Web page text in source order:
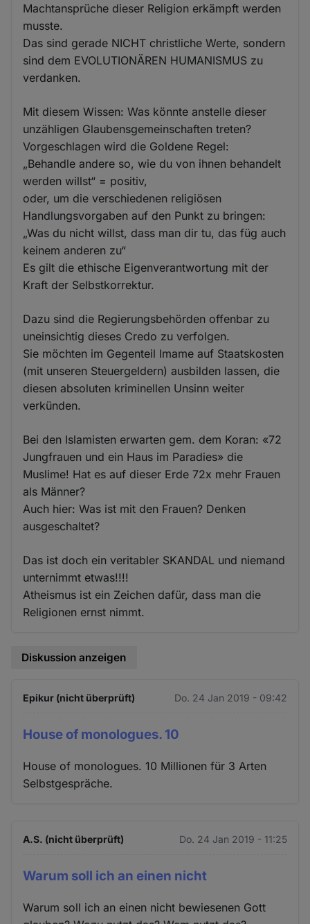
Machtansprüche dieser Religion erkämpft werden
musste.
Das sind gerade NICHT christliche Werte, sondern
sind dem EVOLUTIONÄREN HUMANISMUS zu
verdanken.
Mit diesem Wissen: Was könnte anstelle dieser
unzähligen Glaubensgemeinschaften treten?
Vorgeschlagen wird die Goldene Regel:
„Behandle andere so, wie du von ihnen behandelt
werden willst“ = positiv,
oder, um die verschiedenen religiösen
Handlungsvorgaben auf den Punkt zu bringen:
„Was du nicht willst, dass man dir tu, das füg auch
keinem anderen zu“
Es gilt die ethische Eigenverantwortung mit der
Kraft der Selbstkorrektur.
Dazu sind die Regierungsbehörden offenbar zu
uneinsichtig dieses Credo zu verfolgen.
Sie möchten im Gegenteil Imame auf Staatskosten
(mit unseren Steuergeldern) ausbilden lassen, die
diesen absoluten kriminellen Unsinn weiter
verkünden.
Bei den Islamisten erwarten gem. dem Koran: «72
Jungfrauen und ein Haus im Paradies» die
Muslime! Hat es auf dieser Erde 72x mehr Frauen
als Männer?
Auch hier: Was ist mit den Frauen? Denken
ausgeschaltet?
Das ist doch ein veritabler SKANDAL und niemand
unternimmt etwas!!!!
Atheismus ist ein Zeichen dafür, dass man die
Religionen ernst nimmt.
Diskussion anzeigen
Epikur (nicht überprüft) Do. 24 Jan 2019 - 09:42
House of monologues. 10
House of monologues. 10 Millionen für 3 Arten
Selbstgespräche.
A.S. (nicht überprüft) Do. 24 Jan 2019 - 11:25
Warum soll ich an einen nicht
Warum soll ich an einen nicht bewiesenen Gott